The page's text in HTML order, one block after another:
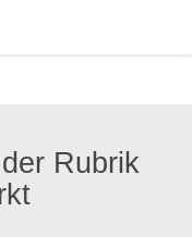
Rubrik